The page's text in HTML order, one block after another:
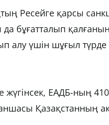
Ресейге қарсы
бұғатталып
алу үшін шұғыл
ЕАДБ-ның
Қазақстанның